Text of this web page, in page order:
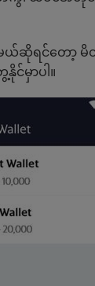
ယ်ဆိုရင်တော့ မိ
င်မှာပါ။